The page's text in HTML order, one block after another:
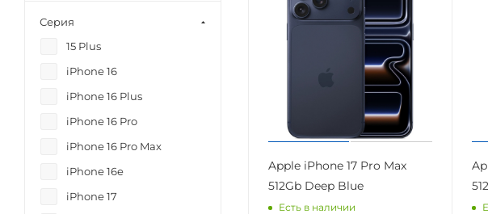
Apple iPhone 17 Pro Max
512Gb Deep Blue
Есть в наличии
Серия
15 Plus
iPhone 16
iPhone 16 Plus
iPhone 16 Pro
iPhone 16 Pro Max
iPhone 16e
iPhone 17